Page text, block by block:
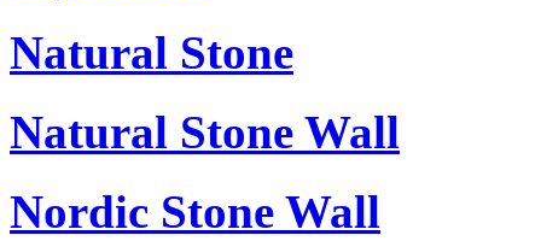
Natural Stone
Natural Stone Wall
Nordic Stone Wall